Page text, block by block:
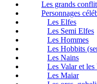
Les grands
Personnages
Les Elfes
Les Semi Elfes
Les Hommes
Les Hobbits
Les Nains
Les Valar et les
Les Maiar